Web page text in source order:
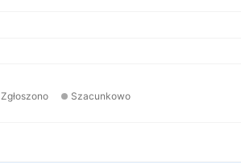
Zgłoszono Szacunkowo